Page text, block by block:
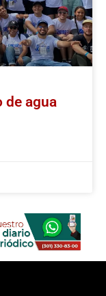
de agua